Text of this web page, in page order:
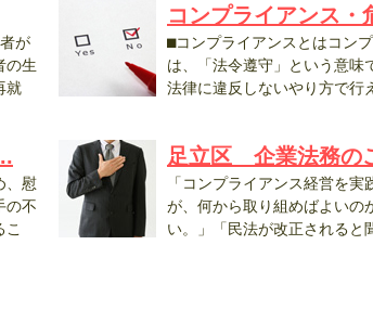
が
の生
就
コンプライアンス・
⬛︎コンプライアンスとはコン
は、「法令遵守」という意味
法律に違反しないやり方で行
、慰
の不
足立区 企業法務の
「コンプライアンス経営を実
が、何から取り組めばよいの
い。」「民法が改正されると